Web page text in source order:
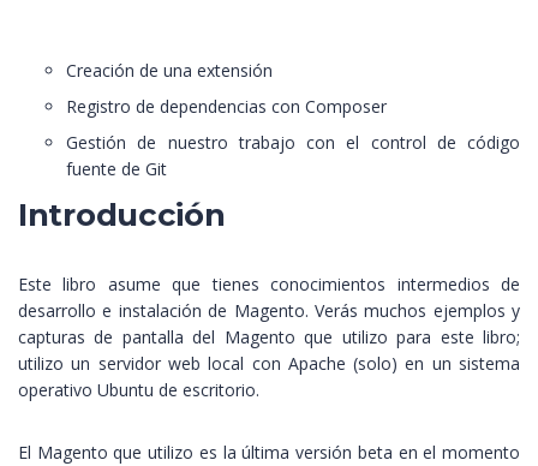
Creación de una extensión
Registro de dependencias con Composer
Gestión de nuestro trabajo con el control de código
fuente de Git
Introducción
Este libro asume que tienes conocimientos intermedios de
desarrollo e instalación de Magento. Verás muchos ejemplos y
capturas de pantalla del Magento que utilizo para este libro;
utilizo un servidor web local con Apache (solo) en un sistema
operativo Ubuntu de escritorio.
El Magento que utilizo es la última versión beta en el momento